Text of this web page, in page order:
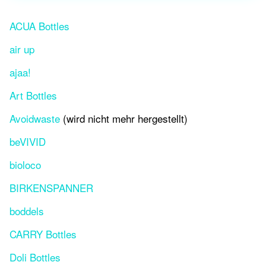
ACUA Bottles
air up
ajaa!
Art Bottles
Avoidwaste(wird nicht mehr hergestellt)
beVIVID
bioloco
BIRKENSPANNER
boddels
CARRY Bottles
Doli Bottles